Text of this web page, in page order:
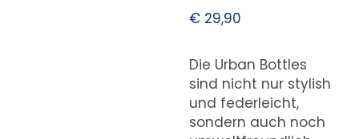
€29,90
Die Urban Bottles
sind nicht nur stylish
und federleicht,
sondern auch noch